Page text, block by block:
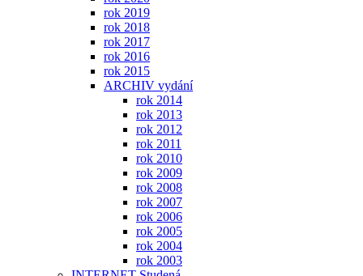
rok 2019
rok 2018
rok 2017
rok 2016
rok 2015
ARCHIV vydání
rok 2014
rok 2013
rok 2012
rok 2011
rok 2010
rok 2009
rok 2008
rok 2007
rok 2006
rok 2005
rok 2004
rok 2003